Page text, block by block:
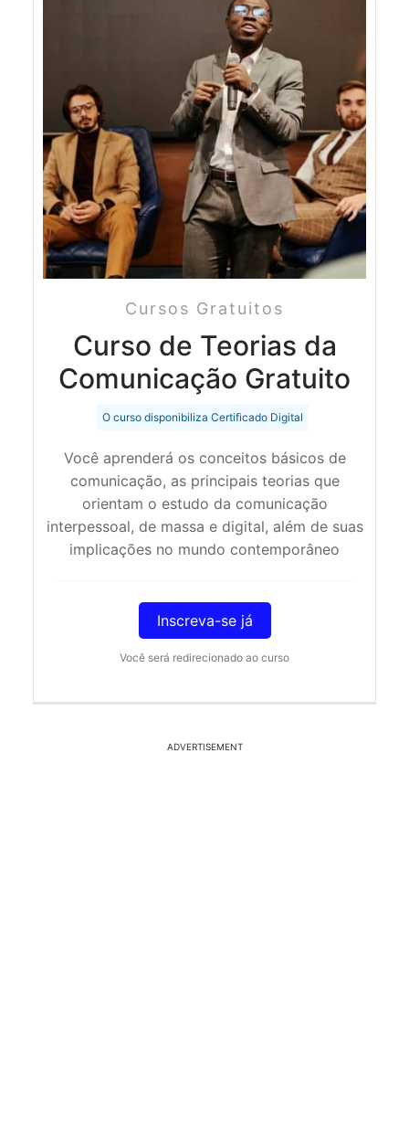
Cursos Gratuitos
Curso de Teorias da
Comunicação Gratuito
O curso disponibiliza Certificado Digital
Você aprenderá os conceitos básicos de
comunicação, as principais teorias que
orientam o estudo da comunicação
interpessoal, de massa e digital, além de suas
implicações no mundo contemporâneo
Inscreva-se já
Você será redirecionado ao curso
ADVERTISEMENT